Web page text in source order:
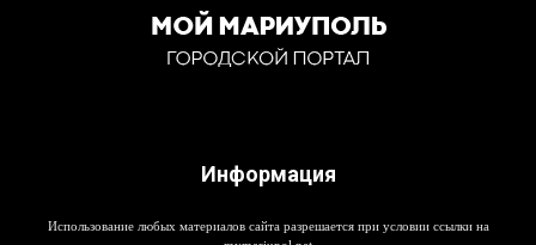
Информация
Использование любых материалов сайта разрешается при условии ссылки на